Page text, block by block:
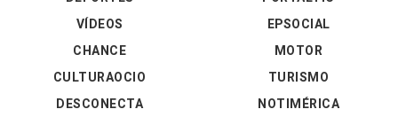
VÍDEOS
EPSOCIAL
CHANCE
CULTURAOCIO
DESCONECTA
MOTOR
TURISMO
NOTIMÉRICA